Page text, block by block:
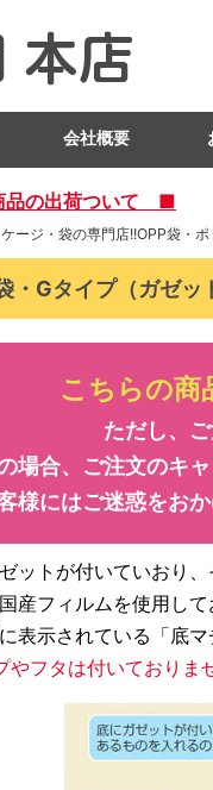
会社概要
品の出荷ついて ■
ージ・袋の専門店!!OPP袋・
・Gタイプ（ガゼッ
こちらの商
ただし、
場合、ご注文のキ
様にはご迷惑をお
ットが付いていおり
産フィルムを使用し
表示されている「底
やフタは付いておりま